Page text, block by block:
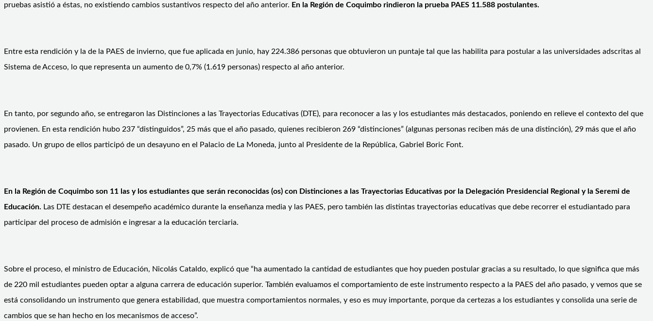
pruebas asistió a éstas, no existiendo cambios sustantivos respecto del año anterior. En la Región de Coquimbo rindieron la prueba PAES 11.588 postulantes.
Entre esta rendición y la de la PAES de invierno, que fue aplicada en junio, hay 224.386 personas que obtuvieron un puntaje tal que las habilita para postular a las universidades adscritas al
Sistema de Acceso, lo que representa un aumento de 0,7% (1.619 personas) respecto al año anterior.
En tanto, por segundo año, se entregaron las Distinciones a las Trayectorias Educativas (DTE), para reconocer a las y los estudiantes más destacados, poniendo en relieve el contexto del que
provienen. En esta rendición hubo 237 “distinguidos”, 25 más que el año pasado, quienes recibieron 269 “distinciones” (algunas personas reciben más de una distinción), 29 más que el año
pasado. Un grupo de ellos participó de un desayuno en el Palacio de La Moneda, junto al Presidente de la República, Gabriel Boric Font.
En la Región de Coquimbo son 11 las y los estudiantes que serán reconocidas (os) con Distinciones a las Trayectorias Educativas por la Delegación Presidencial Regional y la Seremi de
Educación. Las DTE destacan el desempeño académico durante la enseñanza media y las PAES, pero también las distintas trayectorias educativas que debe recorrer el estudiantado para
participar del proceso de admisión e ingresar a la educación terciaria.
Sobre el proceso, el ministro de Educación, Nicolás Cataldo, explicó que “ha aumentado la cantidad de estudiantes que hoy pueden postular gracias a su resultado, lo que significa que más
de 220 mil estudiantes pueden optar a alguna carrera de educación superior. También evaluamos el comportamiento de este instrumento respecto a la PAES del año pasado, y vemos que se
está consolidando un instrumento que genera estabilidad, que muestra comportamientos normales, y eso es muy importante, porque da certezas a los estudiantes y consolida una serie de
cambios que se han hecho en los mecanismos de acceso”.